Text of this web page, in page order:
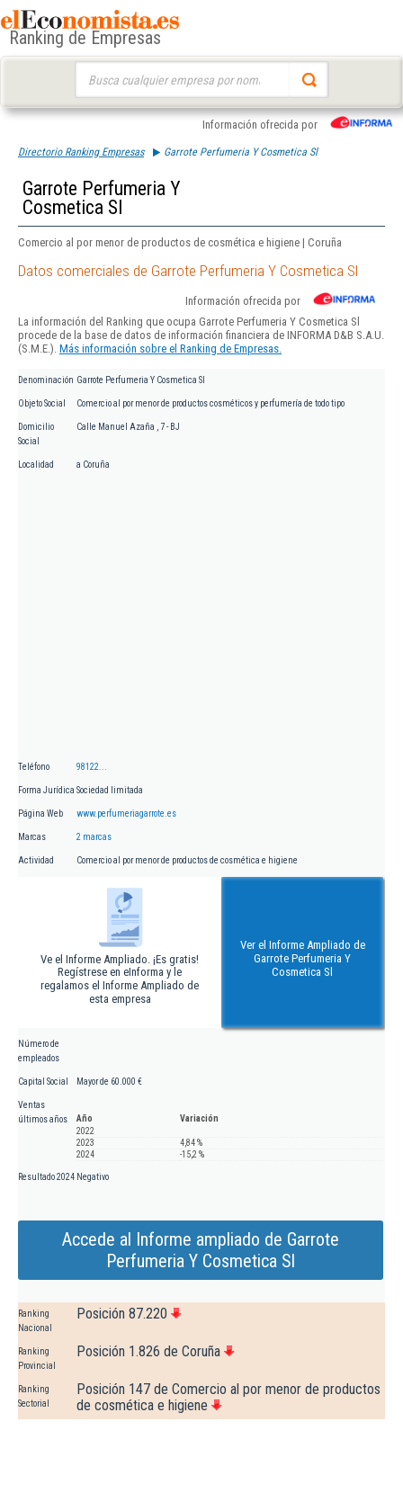
Ranking de Empresas
Información ofrecida por
Directorio Ranking Empresas Garrote Perfumeria Y Cosmetica Sl
Garrote Perfumeria Y
Cosmetica Sl
Comercio al por menor de productos de cosmética e higiene | Coruña
Datos comerciales de Garrote Perfumeria Y Cosmetica Sl
Información ofrecida por
La información del Ranking que ocupa Garrote Perfumeria Y Cosmetica Sl
procede de la base de datos de información financiera de INFORMA D&B S.A.U.
(S.M.E.). Más información sobre el Ranking de Empresas.
Denominación Garrote Perfumeria Y Cosmetica Sl
Objeto Social Comercio al por menor de productos cosméticos y perfumería de todo tipo
Domicilio
Social
Calle Manuel Azaña , 7 - BJ
Localidad a Coruña
Teléfono 98122...
Forma Jurídica Sociedad limitada
Página Web www.perfumeriagarrote.es
Marcas 2 marcas
Actividad Comercio al por menor de productos de cosmética e higiene
Ve el Informe Ampliado. ¡Es gratis!
Regístrese en eInforma y le
regalamos el Informe Ampliado de
esta empresa
Ver el Informe Ampliado de
Garrote Perfumeria Y
Cosmetica Sl
Número de
empleados
Capital Social Mayor de 60.000 €
Ventas
últimos años
Año
Variación
2022
2023
4,84 %
2024
-15,2 %
Resultado 2024 Negativo
Accede al Informe ampliado de Garrote
Perfumeria Y Cosmetica Sl
Ranking
Nacional
Posición 87.220
Ranking
Provincial
Posición 1.826 de Coruña
Ranking
Sectorial
Posición 147 de Comercio al por menor de productos
de cosmética e higiene